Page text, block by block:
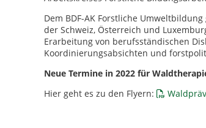
Dem BDF-AK Forstliche
der Schweiz, Österreich und
Erarbeitung von berufsständischen
Koordinierungsabsichten und
Neue Termine in 2022 für
Hier geht es zu den Flyern: